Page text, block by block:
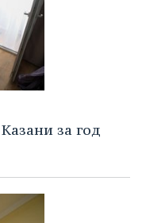
за год